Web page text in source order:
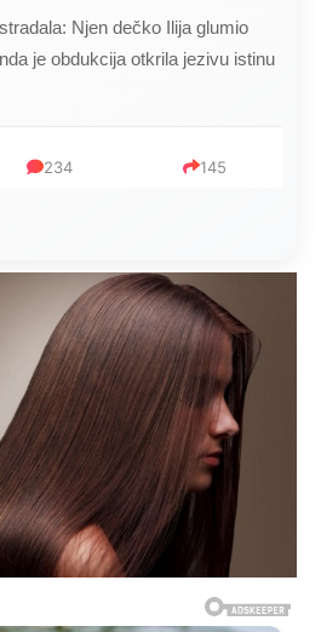
Njen dečko Ilija glumio
je obdukcija otkrila jezivu istinu
234 145